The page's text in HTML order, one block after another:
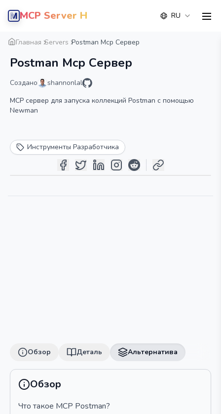
MCP Server Hub RU
Главная Servers Postman Mcp Сервер
Postman Mcp Сервер
Создано
shannonlal
MCP сервер для запуска коллекций Postman с помощью
Newman
Инструменты Разработчика
Обзор Деталь Альтернатива
Обзор Деталь Альтернатива
Обзор
Что такое MCP Postman?